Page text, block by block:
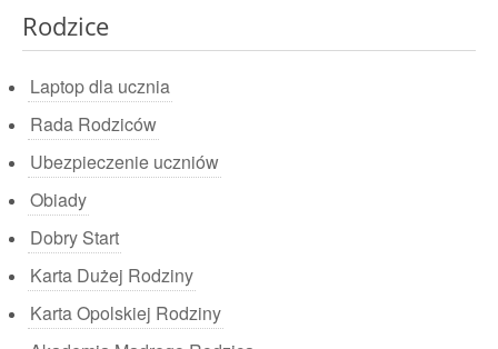
Rodzice
Laptop dla ucznia
Rada Rodziców
Ubezpieczenie uczniów
Obiady
Dobry Start
Karta Dużej Rodziny
Karta Opolskiej Rodziny